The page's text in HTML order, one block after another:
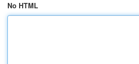
No HTML